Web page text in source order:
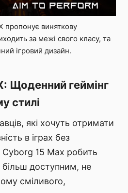
пропонує виняткову
за межі свого класу, та
ігровий дизайн.
Щоденний геймінг
стилі
які хочуть отримати
в іграх без
Cyborg 15 Max робить
доступним, не
сміливого,